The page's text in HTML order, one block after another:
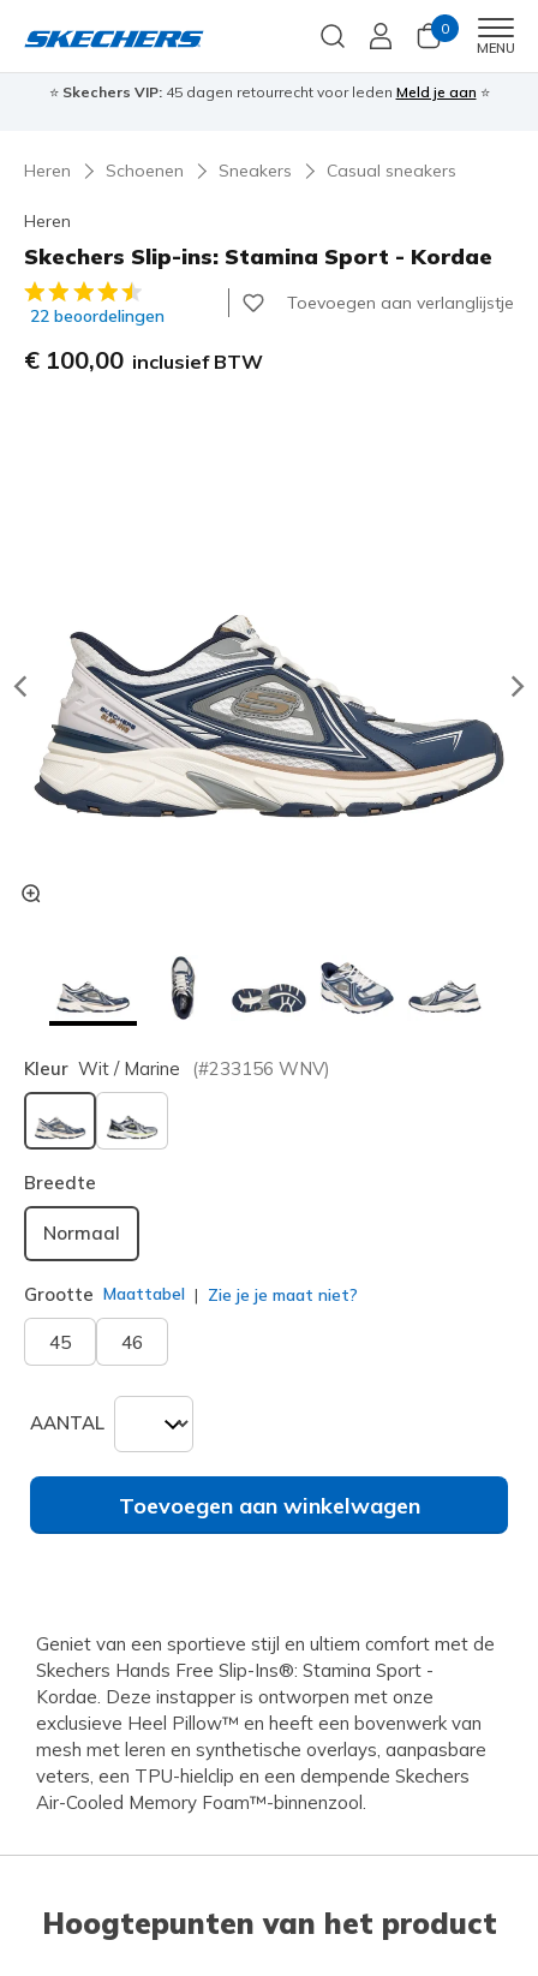
0
MENU
⭐ Skechers VIP:45 dagen retourrecht voor leden Meld je aan ⭐
Heren Schoenen Sneakers Casual sneakers
Heren
Skechers Slip-ins: Stamina Sport - Kordae
5 van de 5 klantbeoordelingen
22 beoordelingen
Toevoegen aan verlanglijstje
€ 100,00 inclusief BTW
Kleur Wit / Marine (#233156 WNV)
geselecteerd
Breedte
Normaal
Grootte Maattabel Zie je je maat niet?
45 46
AANTAL
Toevoegen aan winkelwagen
Geniet van een sportieve stijl en ultiem comfort met de
Skechers Hands Free Slip-Ins®: Stamina Sport -
Kordae. Deze instapper is ontworpen met onze
exclusieve Heel Pillow™ en heeft een bovenwerk van
mesh met leren en synthetische overlays, aanpasbare
veters, een TPU-hielclip en een dempende Skechers
Air-Cooled Memory Foam™-binnenzool.
Hoogtepunten van het product